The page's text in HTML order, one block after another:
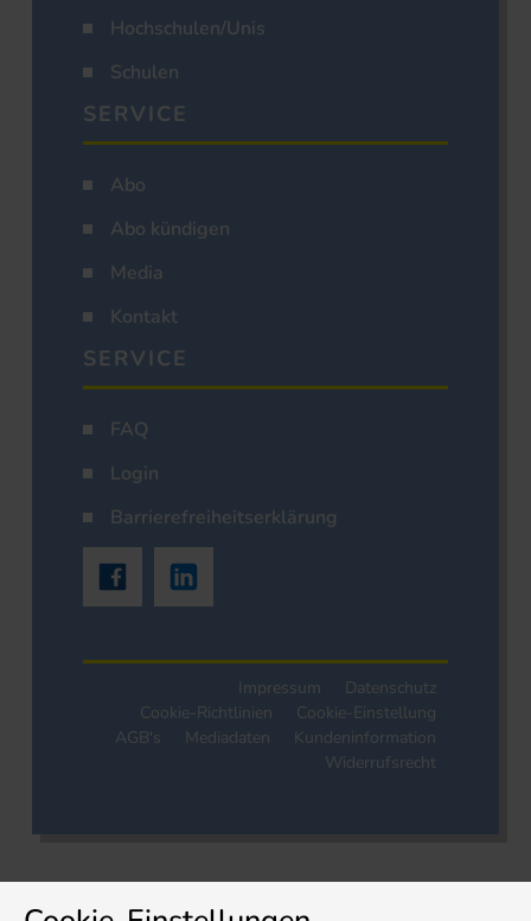
Hochschulen/Unis
Schulen
SERVICE
Abo
Abo kündigen
Media
Kontakt
SERVICE
FAQ
Login
Barrierefreiheitserklärung
Impressum
Datenschutz
Cookie-Richtlinien
Cookie-Einstellung
AGB's
Mediadaten
Kundeninformation
Widerrufsrecht